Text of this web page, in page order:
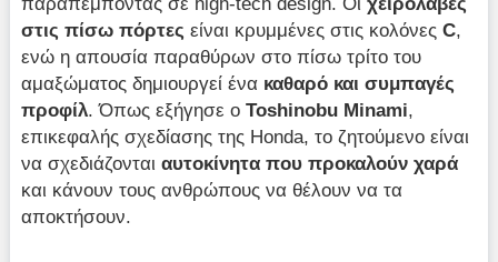
στις πίσω πόρτες είναι κρυμμένες στις κολόνεςC,
ενώ η απουσία παραθύρων στο πίσω τρίτο του
αμαξώματος δημιουργεί ένα καθαρό και συμπαγές
προφίλ. Όπως εξήγησε οToshinobu Minami,
επικεφαλής σχεδίασης της Honda, το ζητούμενο είναι
να σχεδιάζονταιαυτοκίνητα που προκαλούν χαρά
και κάνουν τους ανθρώπους να θέλουν να τα
αποκτήσουν.